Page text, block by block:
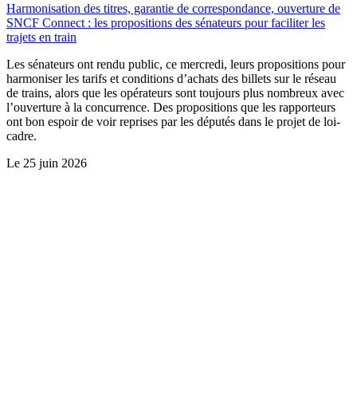
Harmonisation des titres, garantie de correspondance, ouverture de
SNCF Connect : les propositions des sénateurs pour faciliter les
trajets en train
Les sénateurs ont rendu public, ce mercredi, leurs propositions pour
harmoniser les tarifs et conditions d’achats des billets sur le réseau
de trains, alors que les opérateurs sont toujours plus nombreux avec
l’ouverture à la concurrence. Des propositions que les rapporteurs
ont bon espoir de voir reprises par les députés dans le projet de loi-
cadre.
Le 25 juin 2026